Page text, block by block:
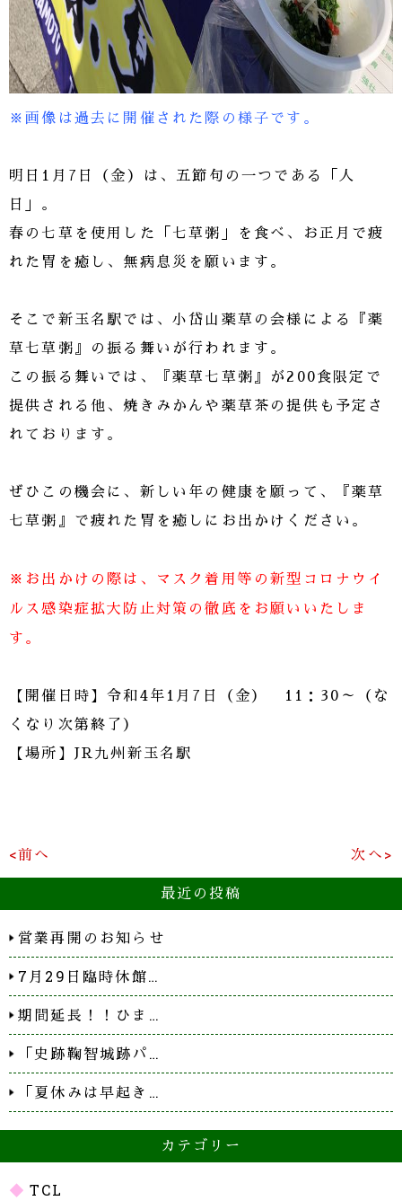
※画像は過去に開催された際の様子です。
明日1月7日（金）は、五節句の一つである「人
日」。
春の七草を使用した「七草粥」を食べ、お正月で疲
れた胃を癒し、無病息災を願います。
そこで新玉名駅では、小岱山薬草の会様による『薬
草七草粥』の振る舞いが行われます。
この振る舞いでは、『薬草七草粥』が200食限定で
提供される他、焼きみかんや薬草茶の提供も予定さ
れております。
ぜひこの機会に、新しい年の健康を願って、『薬草
七草粥』で疲れた胃を癒しにお出かけください。
※お出かけの際は、マスク着用等の新型コロナウイ
ルス感染症拡大防止対策の徹底をお願いいたしま
す。
【開催日時】令和4年1月7日（金） 11：30～（な
くなり次第終了）
【場所】JR九州新玉名駅
<前へ 次へ>
最近の投稿
営業再開のお知らせ
7月29日臨時休館…
期間延長！！ひま…
「史跡鞠智城跡パ…
「夏休みは早起き…
カテゴリー
TCL